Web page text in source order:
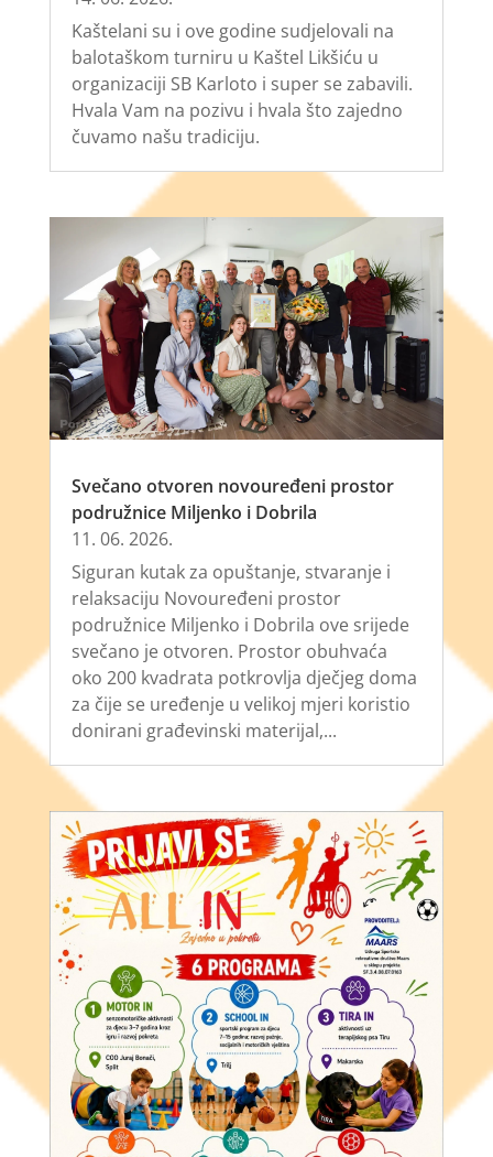
Kaštelani su i ove godine sudjelovali na
balotaškom turniru u Kaštel Likšiću u
organizaciji SB Karloto i super se zabavili.
Hvala Vam na pozivu i hvala što zajedno
čuvamo našu tradiciju.
Svečano otvoren novouređeni prostor
podružnice Miljenko i Dobrila
11. 06. 2026.
Siguran kutak za opuštanje, stvaranje i
relaksaciju Novouređeni prostor
podružnice Miljenko i Dobrila ove srijede
svečano je otvoren. Prostor obuhvaća
oko 200 kvadrata potkrovlja dječjeg doma
za čije se uređenje u velikoj mjeri koristio
donirani građevinski materijal,...